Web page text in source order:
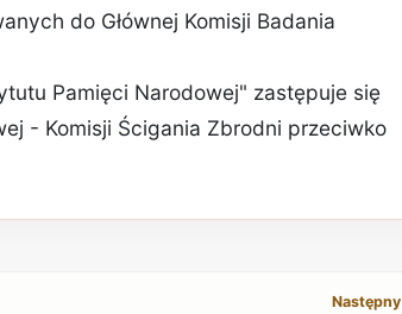
do Głównej Komisji Badania
Pamięci Narodowej" zastępuje się
- Komisji Ścigania Zbrodni przeciwko
Następny